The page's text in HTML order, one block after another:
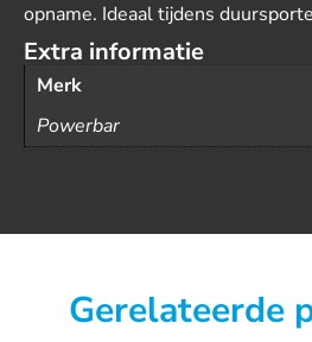
opname. Ideaal tijdens
Extra informatie
Merk
Powerbar
Gerelateerde